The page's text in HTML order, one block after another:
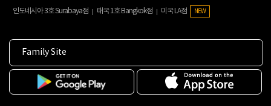
인도네시아 3호 Surabaya점
태국 1호 Bangkok점 미국 LA점 NEW
Family Site